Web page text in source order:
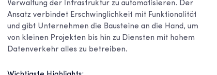
Verwaltung der Infrastruktur zu automatisieren. Der
Ansatz verbindet Erschwinglichkeit mit Funktionalität
und gibt Unternehmen die Bausteine an die Hand, um
von kleinen Projekten bis hin zu Diensten mit hohem
Datenverkehr alles zu betreiben.